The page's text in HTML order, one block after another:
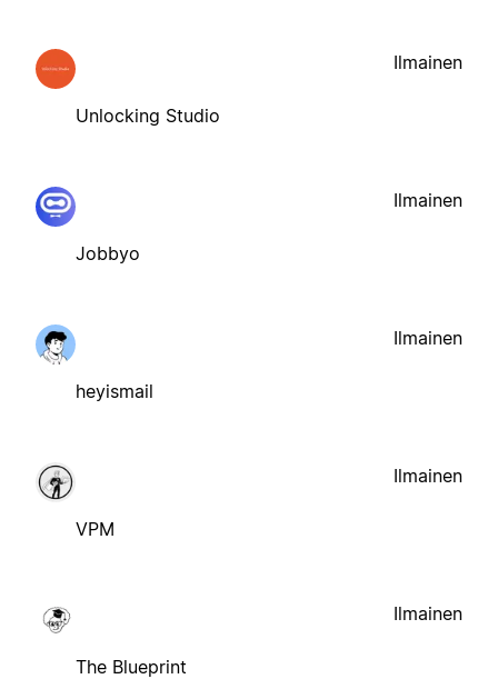
Unlocking Studio
Ilmainen
Jobbyo
Ilmainen
heyismail
Ilmainen
VPM
Ilmainen
The Blueprint
Ilmainen